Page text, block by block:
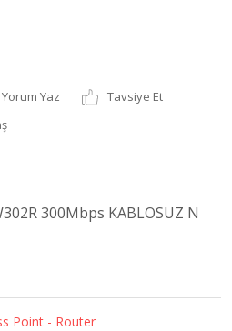
Yorum Yaz
Tavsiye Et
300Mbps KABLOSUZ N
Point - Router